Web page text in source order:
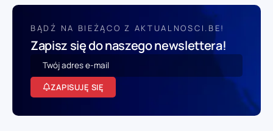
BĄDŹ NA BIEŻĄCO Z AKTUALNOSCI.BE!
Zapisz się do naszego newslettera!
ZAPISUJĘ SIĘ